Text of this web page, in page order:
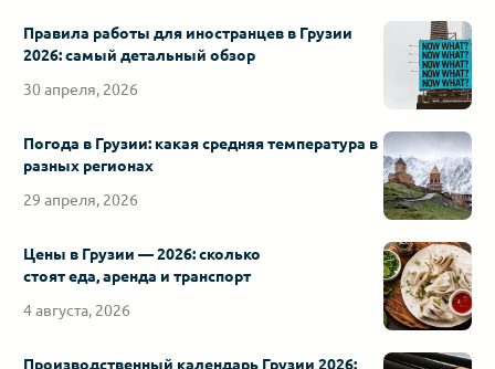
Правила работы для иностранцев в Грузии
2026: самый детальный обзор
30 апреля, 2026
Погода в Грузии: какая средняя температура в
разных регионах
29 апреля, 2026
Цены в Грузии — 2026: сколько
стоят еда, аренда и транспорт
4 августа, 2026
Производственный календарь Грузии 2026: